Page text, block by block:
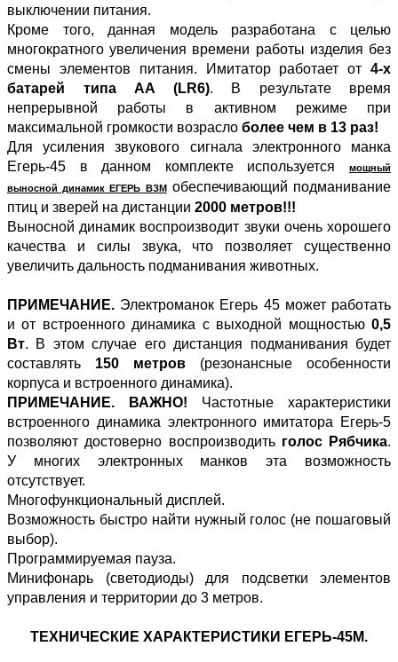
выключении питания.
Кроме того, данная модель разработана с целью
многократного увеличения времени работы изделия без
смены элементов питания. Имитатор работает от 4-х
батарей типа AA (LR6). В результате время
непрерывной работы в активном режиме при
максимальной громкости возрасло более чем в 13 раз!
Для усиления звукового сигнала электронного манка
Егерь-45 в данном комплекте используется
мощный
выносной динамик ЕГЕРЬ ВЗМобеспечивающий подманивание
птиц и зверей на дистанции 2000 метров!!!
Выносной динамик воспроизводит звуки очень хорошего
качества и силы звука, что позволяет существенно
увеличить дальность подманивания животных.
ПРИМЕЧАНИЕ. Электроманок Егерь 45 может работать
и от встроенного динамика с выходной мощностью 0,5
Вт. В этом случае его дистанция подманивания будет
составлять 150 метров (резонансные особенности
корпуса и встроенного динамика).
ПРИМЕЧАНИЕ. ВАЖНО! Частотные характеристики
встроенного динамика электронного имитатора Егерь-5
позволяют достоверно воспроизводить голос Рябчика.
У многих электронных манков эта возможность
отсутствует.
Многофункциональный дисплей.
Возможность быстро найти нужный голос (не пошаговый
выбор).
Программируемая пауза.
Минифонарь (светодиоды) для подсветки элементов
управления и территории до 3 метров.
ТЕХНИЧЕСКИЕ ХАРАКТЕРИСТИКИ ЕГЕРЬ-45М.